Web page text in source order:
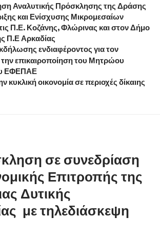
Αναλυτικής Πρόσκλησης της Δράσης
και Ενίσχυσης Μικρομεσαίων
Π.Ε. Κοζάνης, Φλώρινας και στον Δήμο
Π.Ε Αρκαδίας
ενδιαφέροντος για τον
την επικαιροποίηση του Μητρώου
ΕΦΕΠΑΕ
κυκλική οικονομία σε περιοχές δίκαιης
σε συνεδρίαση
Επιτροπής της
Δυτικής
με τηλεδιάσκεψη